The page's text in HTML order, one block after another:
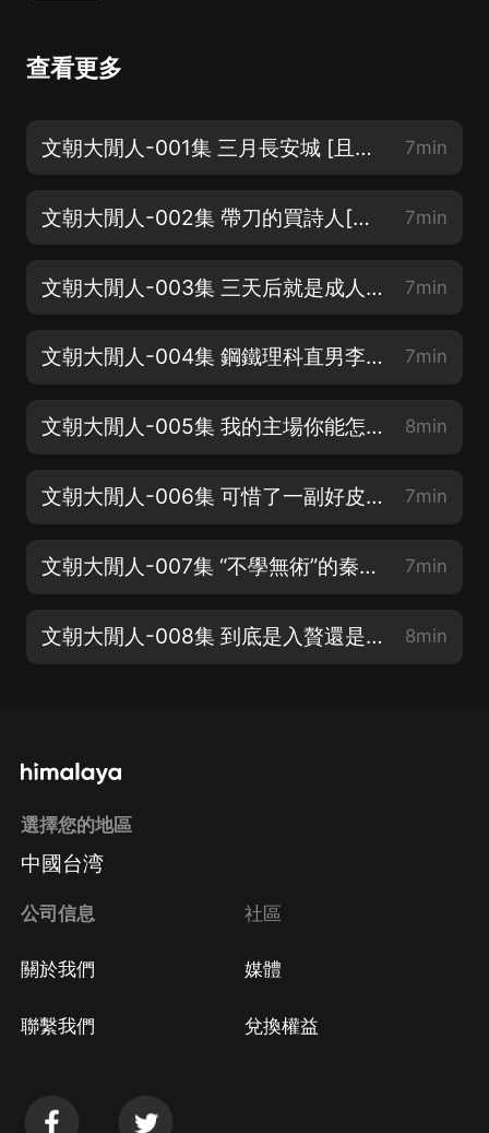
查看更多
文朝大閒人-001集 三月長安城 [且看這長安三萬里，執書仗劍走天涯！] 7min
文朝大閒人-002集 帶刀的買詩人[還請客官訂閱、好評、點讚！] 7min
文朝大閒人-003集 三天后就是成人禮[這是一個屬於他的時代！] 7min
文朝大閒人-004集 鋼鐵理科直男李逸歡迎你[不服就干，筆和劍，你挑一個！] 7min
文朝大閒人-005集 我的主場你能怎麼樣？[威武童養婿，霸氣我主場！] 8min
文朝大閒人-006集 可惜了一副好皮囊[唐版慶余年，開年大戲邀您同賞！] 7min
文朝大閒人-007集 “不學無術”的秦家女婿[穿越護國，詩情之旅！] 7min
文朝大閒人-008集 到底是入贅還是娶妻？[高情商、高智商、高攻防！] 8min
選擇您的地區
中國台湾
公司信息
關於我們
聯繫我們
社區
媒體
兌換權益